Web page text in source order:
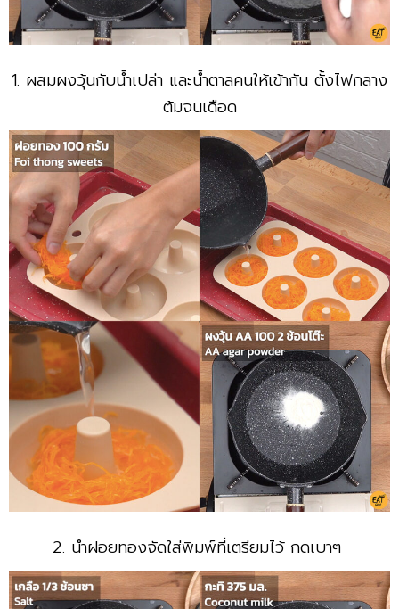
1. ผสมผงวุ้นกับน้ำเปล่า และน้ำตาลคนให้เข้ากัน ตั้งไฟกลาง
ต้มจนเดือด
2. นำฝอยทองจัดใส่พิมพ์ที่เตรียมไว้ กดเบาๆ